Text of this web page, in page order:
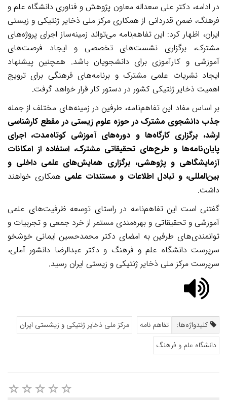
در ادامه، دکتر علی سعداله معاون پژوهش و فناوری دانشگاه علم و
فرهنگ، ضمن قدردانی از همکاری مرکز ملی ذخایر ژنتیکی و زیستی
ایران، اظهار کرد: این تفاهم‌نامه می‌تواند زمینه‌ساز اجرای پروژه‌های
مشترک، برگزاری نشست‌های تخصصی و ایجاد فرصت‌های
آموزشی و کارآموزی برای دانشجویان باشد. همچنین پیشنهاد
ایجاد نشریات علمی مشترک و برنامه‌های فرهنگی برای ترویج
اهمیت ذخایر ژنتیکی کشور در دستور کار قرار خواهد گرفت.
بر اساس مفاد این تفاهم‌نامه، طرفین در زمینه‌های مختلف از جمله
جذب دانشجوی مشترک در حوزه علوم زیستی در مقطع کارشناسی
ارشد، برگزاری کارگاه‌ها و دوره‌های آموزشی کوتاه‌مدت، اجرای
پایان‌نامه‌ها و طرح‌های تحقیقاتی مشترک، استفاده از امکانات
آزمایشگاهی و پژوهشی، برگزاری همایش‌های علمی داخلی و
بین‌المللی، و تبادل اطلاعات و مستندات علمی همکاری خواهند
داشت.
گفتنی است این تفاهم‌نامه در راستای توسعه ظرفیت‌های علمی
آموزشی و تحقیقاتی و بهره‌مندی مستمر از خرد جمعی و تجربیات و
توانمندی‌های طرفین به امضای دکتر محمدحسین ایمانی خوشخو
سرپرست دانشگاه علم و فرهنگ و دکتر عبدالرضا دانشور آملی،
سرپرست مرکز ملی ذخایر ژنتیکی و زیستی ایران رسید.
کلیدواژه‌ها: تفاهم نامه
مرکز ملی ذخایر ژنتیکی و زیشستی ایران
دانشگاه علم و فرهنگ